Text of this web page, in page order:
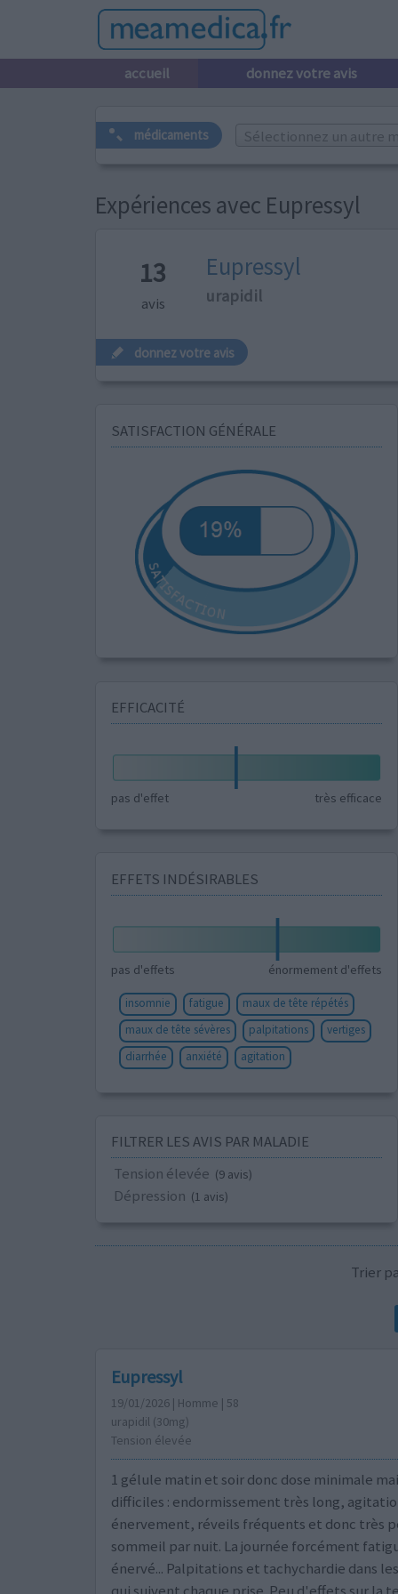
accueil donnez votre avis
médicaments Sélectionnez un autre
Expériences avec Eupressyl
13
avis
Eupressyl
urapidil
donnez votre avis
SATISFACTION GÉNÉRALE
EFFICACITÉ
pas d'effet très efficace
EFFETS INDÉSIRABLES
pas d'effets énormement d'effets
insomnie fatigue
maux de tête répétés
maux de tête sévères
palpitations
vertiges
diarrhée
anxiété agitation
FILTRER LES AVIS PAR MALADIE
Tension élevée (9 avis)
Dépression (1 avis)
Trier
Eupressyl
19/01/2026 | Homme | 58
urapidil (30mg)
Tension élevée
1 gélule matin et soir donc dose minimale
difficiles : endormissement très long,
énervement, réveils fréquents et donc très
sommeil par nuit. La journée forcément
énervé... Palpitations et tachychardie dans